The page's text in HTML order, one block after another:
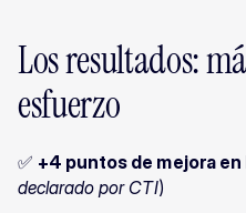
Los resultados:
esfuerzo
✅ +4 puntos de mejora
declarado por CTI)